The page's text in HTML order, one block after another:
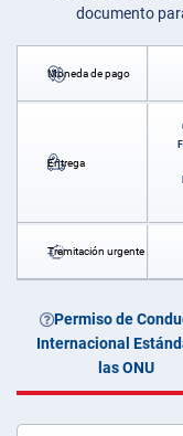
documento
Moneda de pago
Entrega
Tramitación urgente
Permiso de
Internacional
las ONU